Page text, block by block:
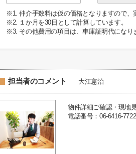
※1. 仲介手数料は仮の価格となりますので、
※2. １か月を30日として計算しています。
※3. その他費用の項目は、車庫証明代になり
担当者のコメント 大江憲治
物件詳細ご確認・現地
電話番号：06-6416-